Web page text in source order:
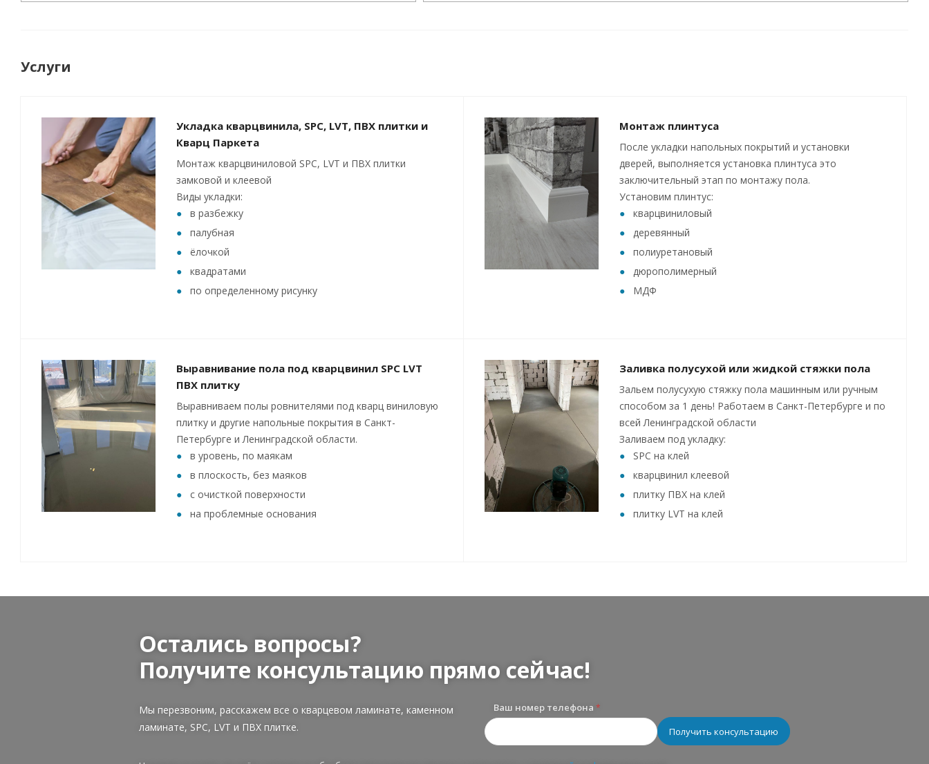
Услуги
Укладка кварцвинила, SPC, LVT, ПВХ плитки и
Кварц Паркета
Монтаж кварцвиниловой SPC, LVT и ПВХ плитки
замковой и клеевой
Виды укладки:
в разбежку
палубная
ёлочкой
квадратами
по определенному рисунку
Монтаж плинтуса
После укладки напольных покрытий и установки
дверей, выполняется установка плинтуса это
заключительный этап по монтажу пола.
Установим плинтус:
кварцвиниловый
деревянный
полиуретановый
дюрополимерный
МДФ
Выравнивание пола под кварцвинил SPC LVT
ПВХ плитку
Выравниваем полы ровнителями под кварц виниловую
плитку и другие напольные покрытия в Санкт-
Петербурге и Ленинградской области.
в уровень, по маякам
в плоскость, без маяков
с очисткой поверхности
на проблемные основания
Заливка полусухой или жидкой стяжки пола
Зальем полусухую стяжку пола машинным или ручным
способом за 1 день! Работаем в Санкт-Петербурге и по
всей Ленинградской области
Заливаем под укладку:
SPC на клей
кварцвинил клеевой
плитку ПВХ на клей
плитку LVT на клей
Остались вопросы?
Получите консультацию прямо сейчас!
Мы перезвоним, расскажем все о кварцевом ламинате, каменном
ламинате, SPC, LVT и ПВХ плитке.
Ваш номер телефона *